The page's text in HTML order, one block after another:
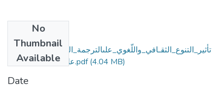
No
Thumbnail
Available
تأثير_التنوع_الثقـافي_واللّغوي_علىالترجمة_التجارية_الإلكترونية_
علي_إكسبرسأنموذجا.pdf(4.04 MB)
Date